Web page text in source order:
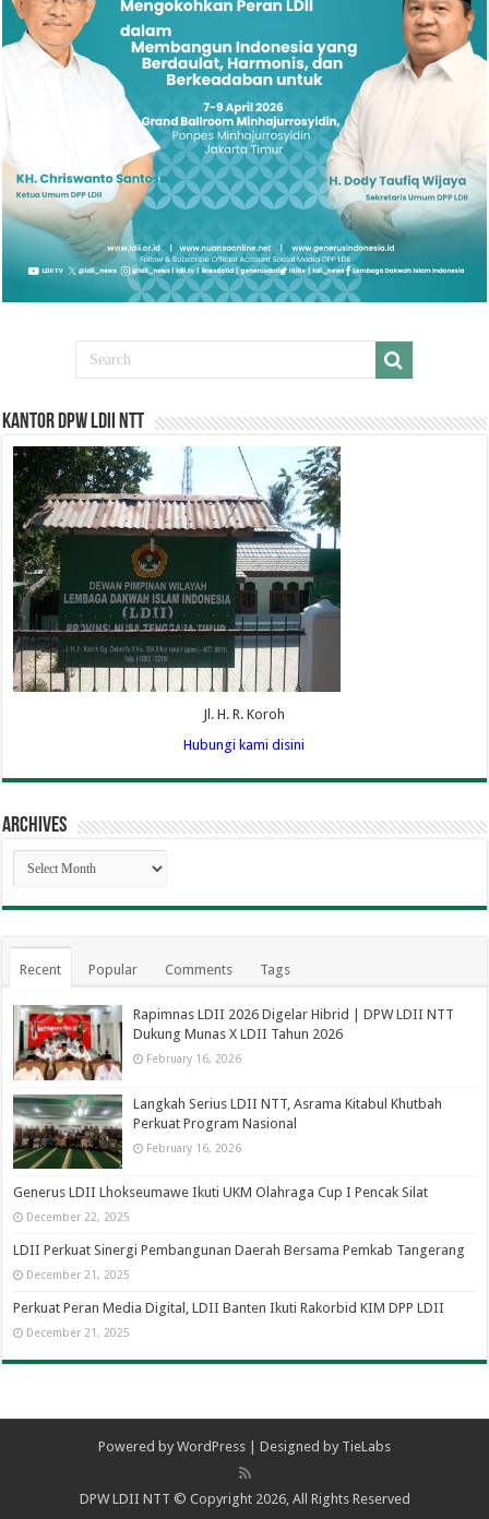
Kantor DPW LDII NTT
Jl. H. R. Koroh
Hubungi kami disini
Archives
Archives
Recent Popular Comments Tags
Rapimnas LDII 2026 Digelar Hibrid | DPW LDII NTT
Dukung Munas X LDII Tahun 2026
February 16, 2026
Langkah Serius LDII NTT, Asrama Kitabul Khutbah
Perkuat Program Nasional
February 16, 2026
Generus LDII Lhokseumawe Ikuti UKM Olahraga Cup I Pencak Silat
December 22, 2025
LDII Perkuat Sinergi Pembangunan Daerah Bersama Pemkab Tangerang
December 21, 2025
Perkuat Peran Media Digital, LDII Banten Ikuti Rakorbid KIM DPP LDII
December 21, 2025
Powered by WordPress | Designed by TieLabs
DPW LDII NTT © Copyright 2026, All Rights Reserved